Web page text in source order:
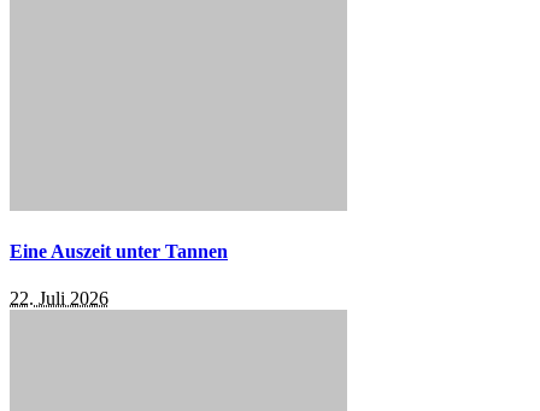
Eine Auszeit unter Tannen
22. Juli 2026